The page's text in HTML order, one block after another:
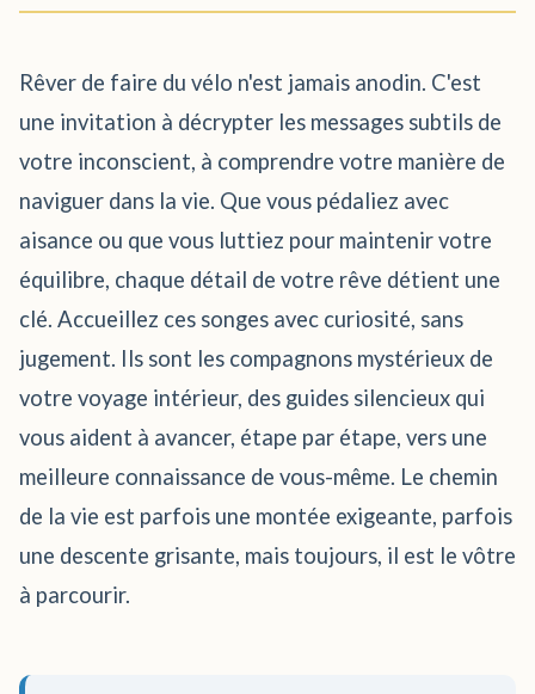
Rêver de faire du vélo n'est jamais anodin. C'est
une invitation à décrypter les messages subtils de
votre inconscient, à comprendre votre manière de
naviguer dans la vie. Que vous pédaliez avec
aisance ou que vous luttiez pour maintenir votre
équilibre, chaque détail de votre rêve détient une
clé. Accueillez ces songes avec curiosité, sans
jugement. Ils sont les compagnons mystérieux de
votre voyage intérieur, des guides silencieux qui
vous aident à avancer, étape par étape, vers une
meilleure connaissance de vous-même. Le chemin
de la vie est parfois une montée exigeante, parfois
une descente grisante, mais toujours, il est le vôtre
à parcourir.